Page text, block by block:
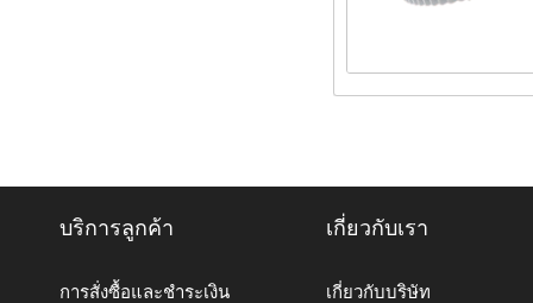
บริการลูกค้า
การสั่งซื้อและชำระเงิน
เกี่ยวกับเรา
เกี่ยวกับบริษัท